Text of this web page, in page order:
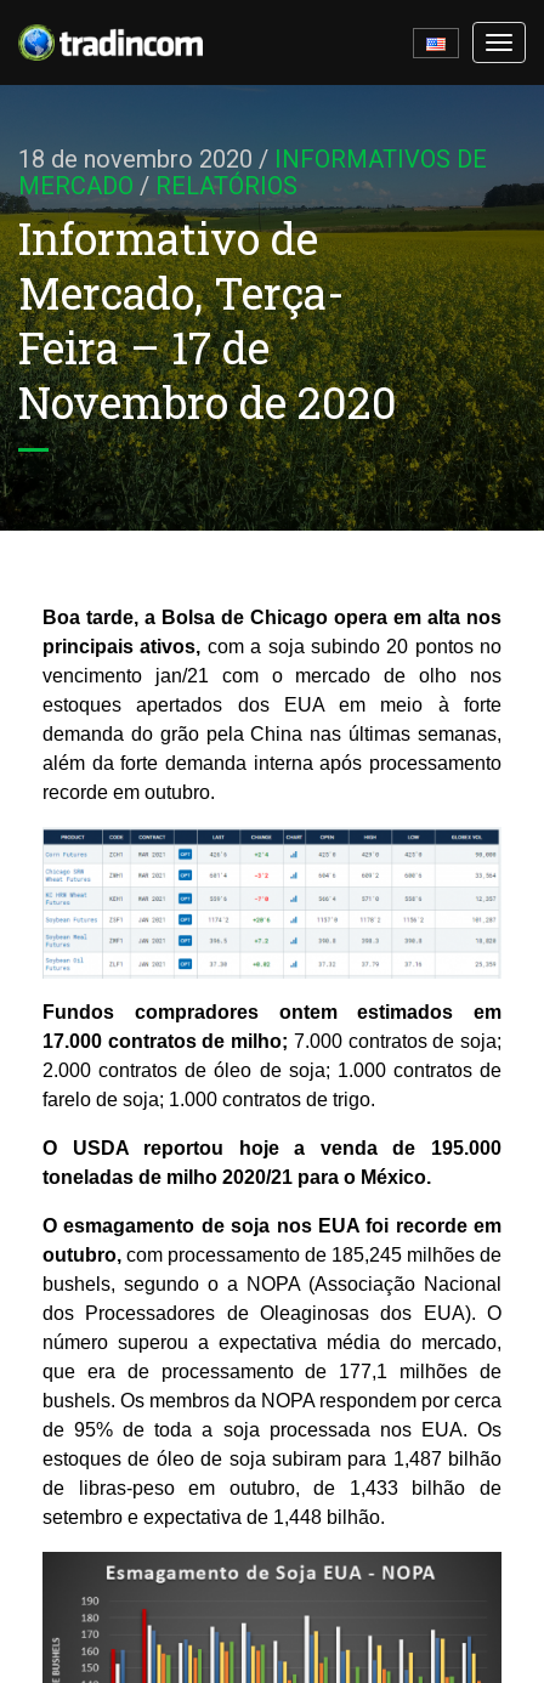
18 de novembro 2020 / INFORMATIVOS DE
MERCADO / RELATÓRIOS
Informativo de
Mercado, Terça-
Feira – 17 de
Novembro de 2020
Boa tarde, a Bolsa de Chicago opera em alta nos
principais ativos, com a soja subindo 20 pontos no
vencimento jan/21 com o mercado de olho nos
estoques apertados dos EUA em meio à forte
demanda do grão pela China nas últimas semanas,
além da forte demanda interna após processamento
recorde em outubro.
Fundos compradores ontem estimados em
17.000 contratos de milho; 7.000 contratos de soja;
2.000 contratos de óleo de soja; 1.000 contratos de
farelo de soja; 1.000 contratos de trigo.
O USDA reportou hoje a venda de 195.000
toneladas de milho 2020/21 para o México.
O esmagamento de soja nos EUA foi recorde em
outubro, com processamento de 185,245 milhões de
bushels, segundo o a NOPA (Associação Nacional
dos Processadores de Oleaginosas dos EUA). O
número superou a expectativa média do mercado,
que era de processamento de 177,1 milhões de
bushels. Os membros da NOPA respondem por cerca
de 95% de toda a soja processada nos EUA. Os
estoques de óleo de soja subiram para 1,487 bilhão
de libras-peso em outubro, de 1,433 bilhão de
setembro e expectativa de 1,448 bilhão.